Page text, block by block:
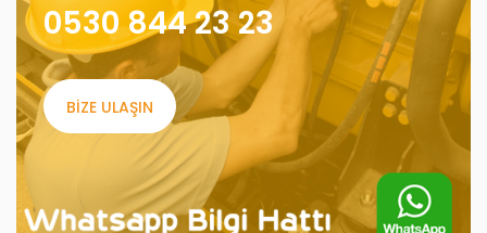
0530 844 23 23
BIZE ULAŞIN